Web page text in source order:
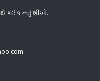
કંઈક નવું શીખો.